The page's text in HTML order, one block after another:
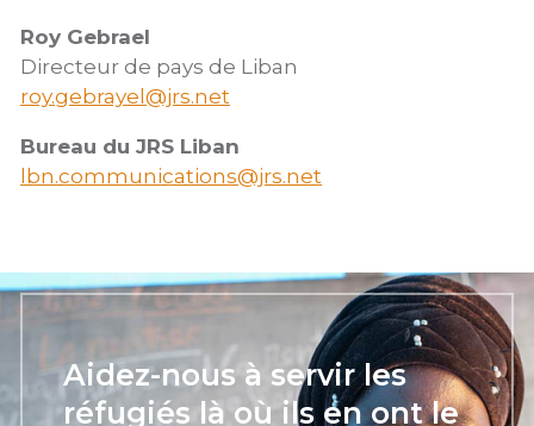
Roy Gebrael
Directeur de pays de Liban
roy.gebrayel@jrs.net
Bureau du JRS Liban
lbn.communications@jrs.net
Aidez-nous à servir les
réfugiés là où ils en ont le